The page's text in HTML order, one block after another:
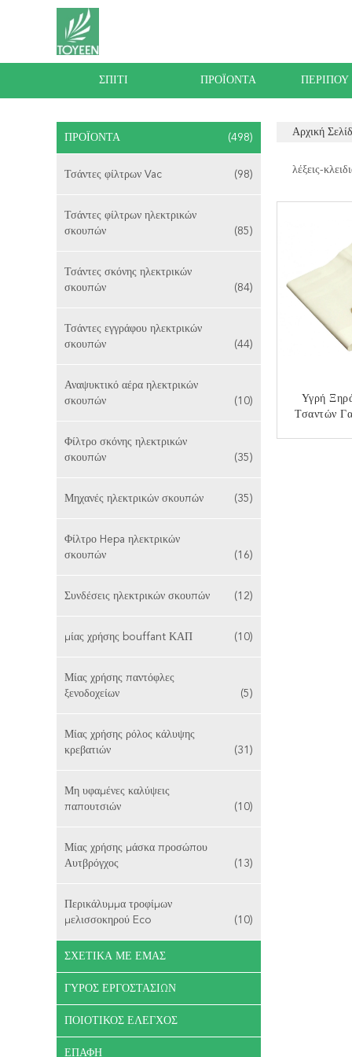
ΣΠΊΤΙ ΠΡΟΪΌΝΤΑ ΠΕΡΊΠΟΥ
ΠΡΟΪΌΝΤΑ (498)
Τσάντες φίλτρων Vac (98)
Τσάντες φίλτρων ηλεκτρικών
σκουπών
(85)
Τσάντες σκόνης ηλεκτρικών
σκουπών
(84)
Τσάντες εγγράφου ηλεκτρικών
σκουπών
(44)
Αναψυκτικό αέρα ηλεκτρικών
σκουπών
(10)
Φίλτρο σκόνης ηλεκτρικών
σκουπών
(35)
Μηχανές ηλεκτρικών σκουπών (35)
Φίλτρο Hepa ηλεκτρικών
σκουπών
(16)
Συνδέσεις ηλεκτρικών σκουπών (12)
μίας χρήσης bouffant ΚΑΠ (10)
Μίας χρήσης παντόφλες
ξενοδοχείων
(5)
Μίας χρήσης ρόλος κάλυψης
κρεβατιών
(31)
Μη υφαμένες καλύψεις
παπουτσιών
(10)
Μίας χρήσης μάσκα προσώπου
Αυτβρόγχος
(13)
Περικάλυμμα τροφίμων
μελισσοκηρού Eco
(10)
ΣΧΕΤΙΚΆ ΜΕ ΕΜΆΣ
ΓΎΡΟΣ ΕΡΓΟΣΤΑΣΊΩΝ
ΠΟΙΟΤΙΚΌΣ ΈΛΕΓΧΟΣ
ΕΠΑΦΉ
Αρχική
λέξεις-
Υγρή
Τσαντών